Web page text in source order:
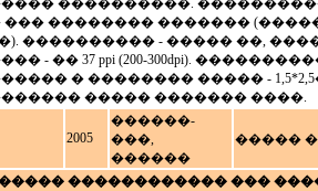
����������.
�������� �������
���������� - ����� ��,
- �� 37 ppi (200-300dpi).
� �������� ����� -
����� ������� ����.
2005
������-
���,
������
�����
������������ ���